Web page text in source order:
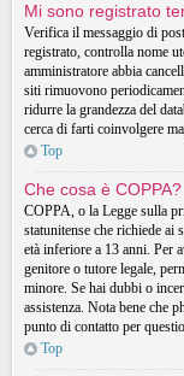
Mi sono registrato
Verifica il messaggio di
registrato, controlla nome
amministratore abbia
siti rimuovono
ridurre la grandezza del
cerca di farti coinvolgere
Top
Che cosa è COPPA?
COPPA, o la Legge sulla
statunitense che richiede
età inferiore a 13 anni. Per
genitore o tutore legale,
minore. Se hai dubbi o
assistenza. Nota bene che
punto di contatto per
Top